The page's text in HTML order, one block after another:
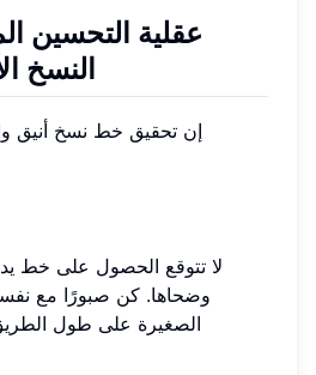
عقلية التحسين
النسخ
إن تحقيق خط نسخ أنيق
لا تتوقع الحصول على خط
وضحاها. كن صبورًا مع
الصغيرة على طول